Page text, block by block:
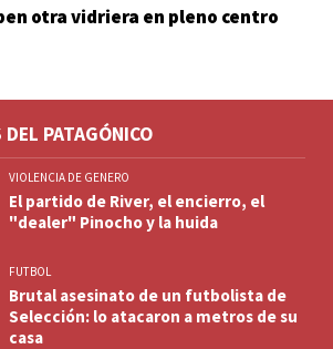
otra vidriera en pleno centro
PATAGÓNICO
VIOLENCIA DE GENERO
El partido de River, el encierro, el
"dealer" Pinocho y la huida
FUTBOL
Brutal asesinato de un futbolista de
Selección: lo atacaron a metros de su
casa